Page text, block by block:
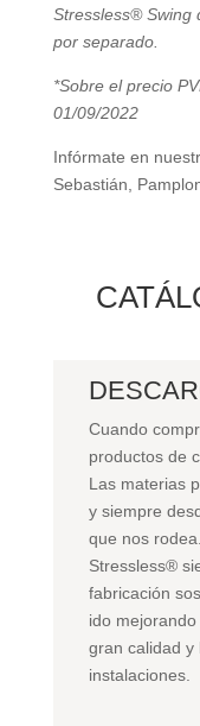
Stressless® Swing
por separado.
*Sobre el precio
01/09/2022
Infórmate en
Sebastián,
Cuando
productos de
Las materias
y siempre
que nos
Stressless®
fabricación
ido
gran calidad y
instalaciones.